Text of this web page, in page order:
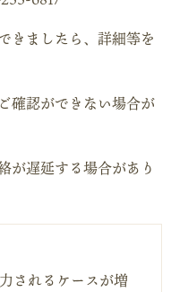
きましたら、詳細等を
確認ができない場合が
が遅延する場合があり
されるケースが増